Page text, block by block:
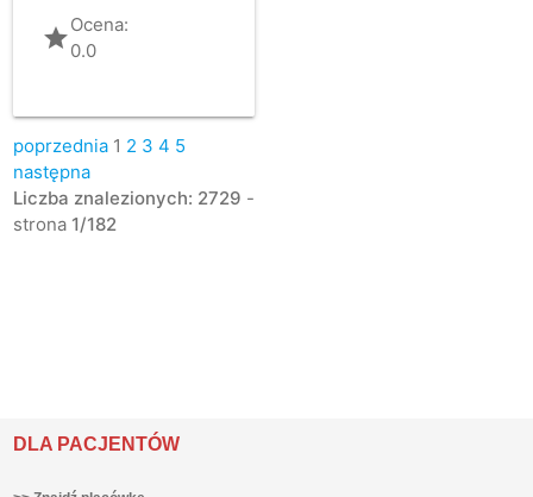
gradeOcena:
0.0
poprzednia 1 2 3 4 5
następna
Liczba znalezionych: 2729 -
strona 1/182
DLA PACJENTÓW